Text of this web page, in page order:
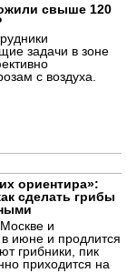
свыше 120
задачи в зоне
с воздуха.
ориентира»:
сделать грибы
и
июне и продлится
грибники, пик
приходится на